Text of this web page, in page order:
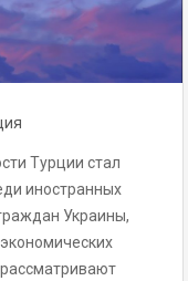
Турции стал
иностранных
Украины,